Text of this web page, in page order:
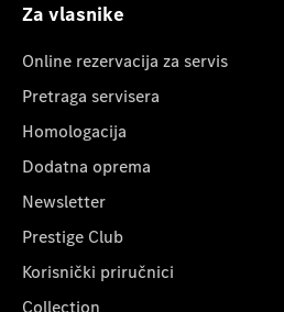
Za vlasnike
Online rezervacija za servis
Pretraga servisera
Homologacija
Dodatna oprema
Newsletter
Prestige Club
Korisnički priručnici
Collection